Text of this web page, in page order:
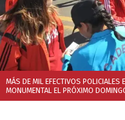
MÁS DE MIL EFECTIVOS POLICIALES
MONUMENTAL EL PRÓXIMO